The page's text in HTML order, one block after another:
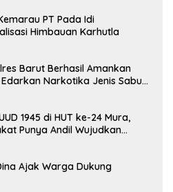
PT Pada Idi
Himbauan Karhutla
Barut Berhasil Amankan
Narkotika Jenis Sabu
1945 di HUT ke-24 Mura,
Andil Wujudkan
Ajak Warga Dukung